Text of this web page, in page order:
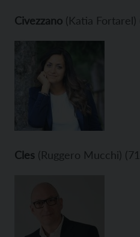
Civezzano (Katia Fortarel)
Cles (Ruggero Mucchi)